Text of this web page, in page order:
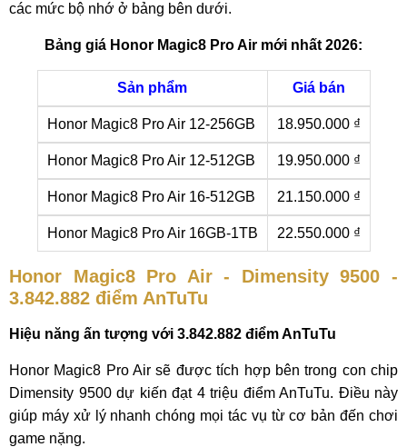
các mức bộ nhớ ở bảng bên dưới.
Bảng giá Honor Magic8 Pro Air mới nhất 2026:
Sản phẩm Giá bán
Honor Magic8 Pro Air 12-256GB 18.950.000 ₫
Honor Magic8 Pro Air 12-512GB 19.950.000 ₫
Honor Magic8 Pro Air 16-512GB 21.150.000 ₫
Honor Magic8 Pro Air 16GB-1TB 22.550.000 ₫
Honor Magic8 Pro Air - Dimensity 9500 -
3.842.882 điểm AnTuTu
Hiệu năng ấn tượng với 3.842.882 điểm AnTuTu
Honor Magic8 Pro Air sẽ được tích hợp bên trong con chip
Dimensity 9500 dự kiến đạt 4 triệu điểm AnTuTu. Điều này
giúp máy xử lý nhanh chóng mọi tác vụ từ cơ bản đến chơi
game nặng.